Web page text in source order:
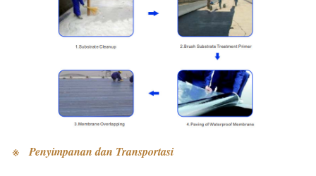
※ Penyimpanan dan Transportasi